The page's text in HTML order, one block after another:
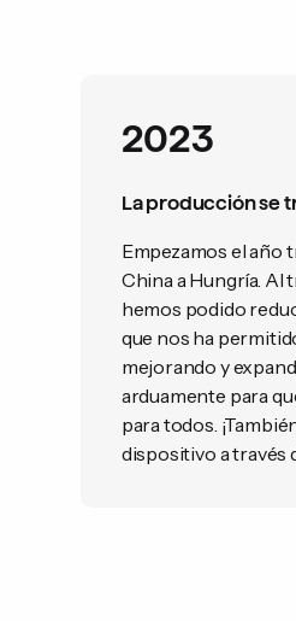
2023
La producción se
Empezamos el año
China a Hungría. Al
hemos podido
que nos ha
mejorando y
arduamente para
para todos.
dispositivo a través